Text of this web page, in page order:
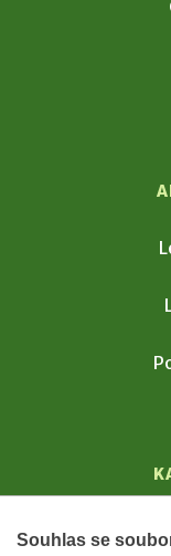
Souhlas se